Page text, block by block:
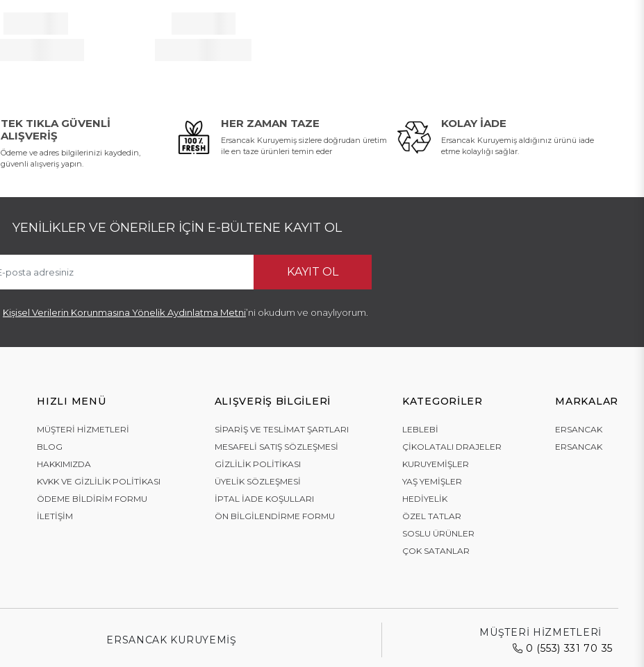
TEK TIKLA GÜVENLI
ALIŞVERIŞ
Ödeme ve adres bilgilerinizi kaydedin,
güvenli alışveriş yapın.
HER ZAMAN TAZE
Ersancak Kuruyemiş sizlere doğrudan üretim
ile en taze ürünleri temin eder
KOLAY İADE
Ersancak Kuruyemiş aldığınız ürünü iade
etme kolaylığı sağlar.
YENILIKLER VE ÖNERILER İÇIN E-BÜLTENE KAYIT OL
KAYIT OL
Kişisel Verilerin Korunmasına Yönelik Aydınlatma Metni’ni okudum ve onaylıyorum.
HIZLI MENÜ
MÜŞTERI HIZMETLERI
BLOG
HAKKIMIZDA
KVKK VE GIZLILIK POLITIKASI
ÖDEME BILDIRIM FORMU
İLETIŞIM
ALIŞVERIŞ BILGILERI
SIPARIŞ VE TESLIMAT ŞARTLARI
MESAFELI SATIŞ SÖZLEŞMESI
GIZLILIK POLITIKASI
ÜYELIK SÖZLEŞMESI
İPTAL İADE KOŞULLARI
ÖN BILGILENDIRME FORMU
KATEGORILER
LEBLEBI
ÇIKOLATALI DRAJELER
KURUYEMIŞLER
YAŞ YEMIŞLER
HEDIYELIK
ÖZEL TATLAR
SOSLU ÜRÜNLER
ÇOK SATANLAR
MARKALAR
ERSANCAK
ERSANCAK
ERSANCAK KURUYEMIŞ
MÜŞTERI HIZMETLERI
0 (553) 331 70 35